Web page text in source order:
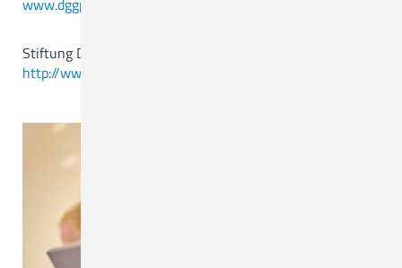
www.dggpp.de
Stiftung Deutsche Depressionshilfe
http://www.kompetenznetz-depression.de
Funktionsbereiche
MVZ Hasetal Löningen
Ärztliche Ansprechpartner/Zuweisungen